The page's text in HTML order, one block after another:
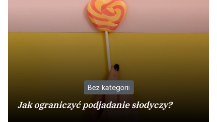
Bez kategorii
Jak ograniczyć podjadanie słodyczy?